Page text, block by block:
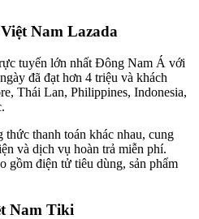
Nam Lazada
tuyến lớn nhất Đông Nam Á với
đã đạt hơn 4 triệu và khách
Thái Lan, Philippines, Indonesia,
thức thanh toán khác nhau, cung
và dịch vụ hoàn trả miễn phí.
gồm điện tử tiêu dùng, sản phẩm
Nam Tiki